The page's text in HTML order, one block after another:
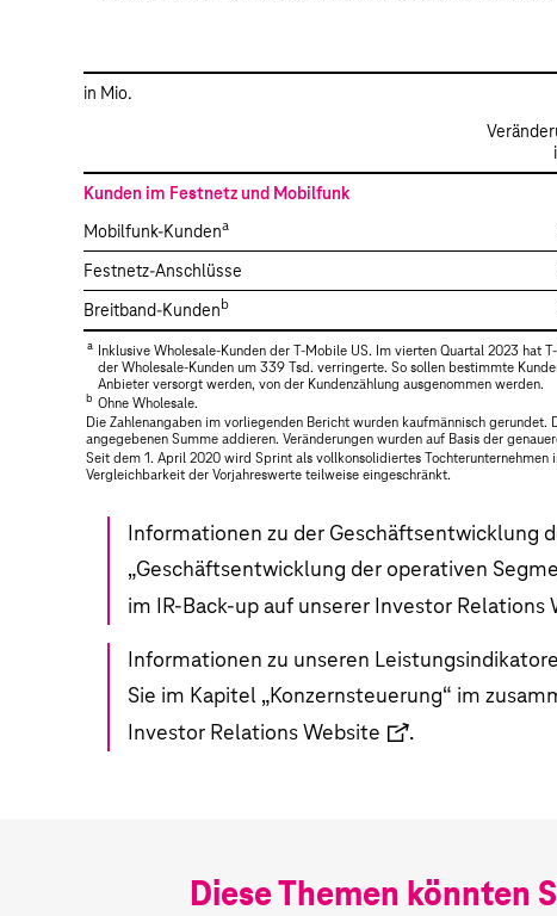
in Mio.
Kunden im Festnetz und Mobilfunk
Mobilfunk-Kundena
Festnetz-Anschlüsse
Breitband-Kundenb
a
Inklusive Wholesale-Kunden der T-Mobile US. Im vierten Quartal 2023 hat
der Wholesale-Kunden um 339 Tsd. verringerte. So sollen bestimmte
Anbieter versorgt werden, von der Kundenzählung ausgenommen werden.
b Ohne Wholesale.
Die Zahlenangaben im vorliegenden Bericht wurden kaufmännisch gerundet.
angegebenen Summe addieren. Veränderungen wurden auf Basis der
Seit dem 1. April 2020 wird Sprint als vollkonsolidiertes Tochterunternehmen
Vergleichbarkeit der Vorjahreswerte teilweise eingeschränkt.
Informationen zu der Geschäftsentwicklung
„Geschäftsentwicklung der operativen
im IR-Back-up auf unserer Investor Relations
Informationen zu unseren
Sie im Kapitel „Konzernsteuerung“ im
Investor Relations Website
.
Diese Themen könnten